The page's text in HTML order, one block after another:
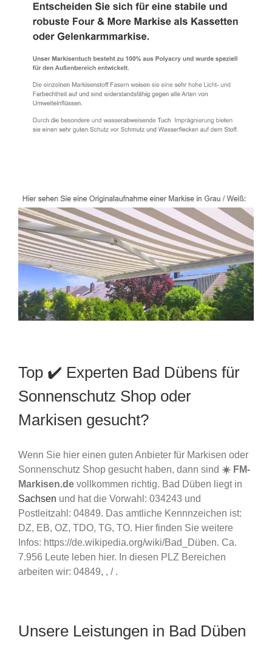
Top ✔️ Experten Bad Dübens für
Sonnenschutz Shop oder
Markisen gesucht?
Wenn Sie hier einen guten Anbieter für Markisen oder
Sonnenschutz Shop gesucht haben, dann sind ☀️ FM-
Markisen.de vollkommen richtig. Bad Düben liegt in
Sachsen und hat die Vorwahl: 034243 und
Postleitzahl: 04849. Das amtliche Kennnzeichen ist:
DZ, EB, OZ, TDO, TG, TO. Hier finden Sie weitere
Infos: https://de.wikipedia.org/wiki/Bad_Düben. Ca.
7.956 Leute leben hier. In diesen PLZ Bereichen
arbeiten wir: 04849, , / .
Unsere Leistungen in Bad Düben